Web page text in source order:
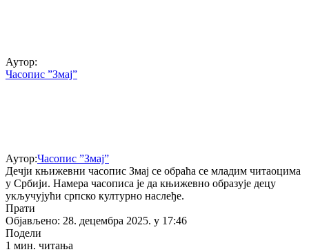
Аутор:
Часопис ”Змај”
Аутор:Часопис ”Змај”
Дечји књижевни часопис Змај се обраћа се младим читаоцима
у Србији. Намера часописа је да књижевно образује децу
укључујући српско културно наслеђе.
Прати
Објављено: 28. децембра 2025. у 17:46
Подели
1 мин. читања